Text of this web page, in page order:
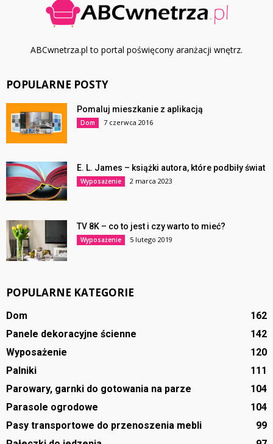
ABCwnetrza.pl to portal poświęcony aranżacji wnętrz.
POPULARNE POSTY
Pomaluj mieszkanie z aplikacją
Dom 7 czerwca 2016
E. L. James – książki autora, które podbiły świat
Wyposażenie 2 marca 2023
TV 8K – co to jest i czy warto to mieć?
Wyposażenie 5 lutego 2019
POPULARNE KATEGORIE
Dom
162
Panele dekoracyjne ścienne
142
Wyposażenie
120
Palniki
111
Parowary, garnki do gotowania na parze
104
Parasole ogrodowe
104
Pasy transportowe do przenoszenia mebli
99